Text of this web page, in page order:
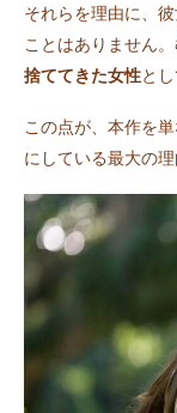
それらを理由に、
ことはありません。
捨ててきた女性と
この点が、本作を
にしている最大の理